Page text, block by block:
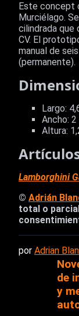
Este concept
Murciélago.
cilindrada que
CV. El
manual de
(permanente).
Largo:
Ancho:
Altura:
Lamborghini
© Adrián
total o
por Adrian
de
y